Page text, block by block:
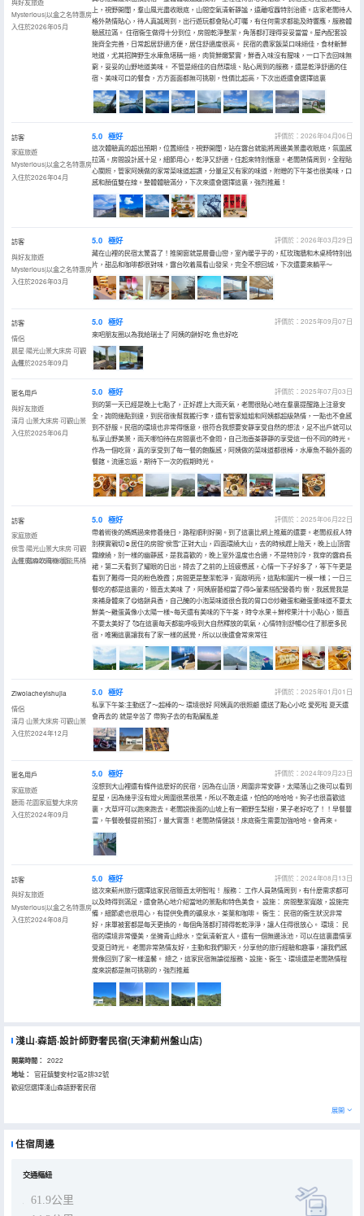
與好友旅遊
Mysterious|以盒之名特惠房
入住於2026年05月
上，視野開闊，羣山風光盡收眼底，山間空氣清新靜謐，遠離喧囂特別治癒。店家老闆待人
格外熱情貼心，待人真誠周到，出行遊玩都會貼心叮囑，有任何需求都能及時響應，服務體
驗感拉滿。 住宿衞生做得十分到位，房間乾淨整潔，角落都打理得妥妥當當。屋內配套設
施齊全完善，日常起居舒適方便，居住舒適度很高。 民宿的農家飯菜口味絕佳，食材新鮮
地道，尤其招牌野生水庫魚堪稱一絕，肉質鮮嫩緊實，鮮香入味沒有腥味，一口下去回味無
窮，妥妥的山野地道美味。 不管是絕佳的自然環境、貼心周到的服務，還是乾淨舒適的住
宿、美味可口的餐食，方方面面都無可挑剔，性價比超高，下次出遊還會選擇這裏
訪客
家庭旅遊
Mysterious|以盒之名特惠房
入住於2026年04月
5.0 極好
評價於：2026年04月06日
這次體驗真的超出預期，位置絕佳，視野開闊，站在露台就能將周邊美景盡收眼底，氛圍感
拉滿。房間設計感十足，細節用心，乾淨又舒適，住起來特別愜意。老闆熱情周到，全程貼
心關照，管家阿姨做的家常菜味道超讚，分量足又有家的味道，附贈的下午茶也很美味，口
感和顏值雙在線。整體體驗滿分，下次來還會選擇這裏，強烈推薦！
訪客
與好友旅遊
Mysterious|以盒之名特惠房
入住於2026年03月
5.0 極好
評價於：2026年03月29日
藏在山裡的民宿太驚喜了！推開窗就是層疊山巒，室內暖乎乎的，紅玫瑰牆和木桌椅特別出
片，甜品和咖啡都很對味，露台吹着風看山發呆，完全不想回城，下次還要來躺平～
訪客
情侶
晨星·陽光山景大床房·可觀
山景
入住於2025年09月
5.0 極好
評價於：2025年09月07日
來吧朋友圈以為我給瑞士了 阿姨的餅好吃 魚也好吃
匿名用戶
與好友旅遊
清月·山景大床房·可觀山景
入住於2025年06月
5.0 極好
評價於：2025年07月03日
到的第一天已經是晚上七點了，正好趕上大雨天氣，老闆很貼心地在羣裏提醒路上注意安
全，詢問幾點到達，到民宿後幫我搬行李，還有管家姐姐和阿姨都超級熱情，一點也不會感
到不舒服。民宿的環境也非常得愜意，很符合我想要安靜享受自然的想法，足不出戶就可以
私享山野美景，雨天哪怕待在房間裏也不會悶，自己泡壺茶靜靜的享受這一份不同的時光。
作為一個吃貨，真的享受到了每一餐的飽腹感，阿姨做的菜味道都很棒，水庫魚不輸外面的
餐館。流連忘返，期待下一次的假期時光。
訪客
家庭旅遊
侯雪·陽光山景大床房·可觀
山景·戴森吹風機·智能馬桶
入住於2025年06月
5.0 極好
評價於：2025年06月22日
帶着術後的媽媽過來修養幾日，路程順利好開。到了這裏比網上推薦的還要。老闆叔叔人特
別樸實親切☺️居住的房間“侯雪”正對大山，四面環繞大山，去的時候趕上陰天，晚上山頂雲
霧繚繞，別一樣的幽靜感，是我喜歡的，晚上室外温度也合適，不是特別冷，我穿的露肩長
裙，第二天看到了耀眼的日出，掃去了之前的上班疲憊感，心情一下子好多了，等下午更是
看到了難得一見的粉色晚霞；房間更是整潔乾淨，寬敞明亮，這點和圖片一模一樣；一日三
餐吃的都是這裏的，簡直太美味 了，阿姨廚藝相當了得🥳葷素搭配營養均 衡，我感覺我是
來補身體來了😋烙餅具香，自己醃的小泡菜味道很合我的胃口😍炒雞蛋和雞蛋羹味道不要太
鮮美～雞蛋黃像小太陽一樣~每天還有美味的下午茶，時令水果＋鮮榨果汁十小點心，簡直
不要太美好了 🥰在這裏每天都能呼吸到大自然釋放的氧氣，心情特別舒暢😊住了那麼多民
宿，唯獨這裏讓我有了家一樣的感覺，所以以後還會常來常往
Ziwolacheyishujia
情侶
清月·山景大床房·可觀山景
入住於2024年12月
5.0 極好
評價於：2025年01月01日
私享下午茶:主動送了～超棒的～ 環境很好 阿姨真的很照顧 還送了點心小吃 愛死啦 夏天還
會再去的 就是辛苦了 帶狗子去的有點臟亂差
匿名用戶
家庭旅遊
聽雨·花園家庭雙大床房
入住於2024年09月
5.0 極好
評價於：2024年09月23日
沒想到大山裡還有條件這麼好的民宿，因為在山頂，周圍非常安靜，太陽落山之後可以看到
星星，因為幾乎沒有燈火周圍很黑很黑，所以不敢走遠，怕怕的哈哈哈。狗子也很喜歡這
裏，大草坪可以跑來跑去。老闆説後面的山坡上有一顆野生梨樹，果子老好吃了！！早餐豐
富，午餐晚餐提前預訂，量大實惠！老闆熱情健談！床底衞生需要加強哈哈。會再來。
訪客
與好友旅遊
Mysterious|以盒之名特惠房
入住於2024年08月
5.0 極好
評價於：2024年08月13日
這次來薊州旅行選擇這家民宿簡直太明智啦！ 服務： 工作人員熱情周到，有什麼需求都可
以及時得到滿足，還會熱心地介紹當地的景點和特色美食。 設施： 房間整潔寬敞，設施完
備，細節處也很用心，有提供免費的礦泉水，茶葉和咖啡。 衞生： 民宿的衞生狀況非常
好，床單被套都是每天更換的，每個角落都打掃得乾乾淨淨，讓人住得很放心。 環境： 民
宿的環境非常優美，坐擁青山綠水，空氣清新宜人。還有一個無邊泳池，可以在這裏盡情享
受夏日時光。 老闆非常熱情友好，主動和我們聊天，分享他的旅行經驗和趣事，讓我們感
覺像回到了家一樣温馨。 總之，這家民宿無論從服務、設施、衞生、環境還是老闆熱情程
度來説都是無可挑剔的，強烈推薦
淺山·森語·設計師野奢民宿(天津薊州盤山店)
開業時間： 2022
地址：
官莊鎮雙安村2區2排32號
歡迎您選擇淺山森語野奢民宿
展開
住宿周邊
交通樞紐
61.9公里